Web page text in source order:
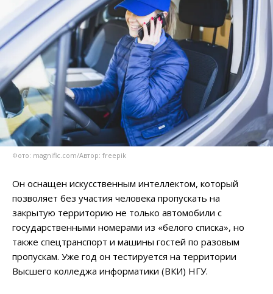
Фото: magnific.com/Автор: freepik
Он оснащен искусственным интеллектом, который
позволяет без участия человека пропускать на
закрытую территорию не только автомобили с
государственными номерами из «белого списка», но
также спецтранспорт и машины гостей по разовым
пропускам. Уже год он тестируется на территории
Высшего колледжа информатики (ВКИ) НГУ.